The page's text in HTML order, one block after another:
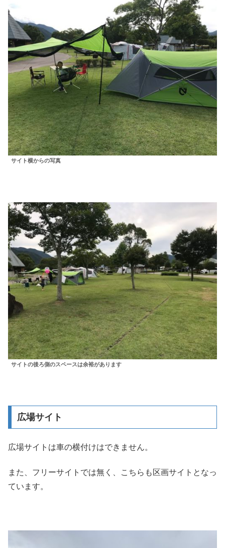
サイト横からの写真
サイトの後ろ側のスペースは余裕があります
広場サイト
広場サイトは車の横付けはできません。
また、フリーサイトでは無く、こちらも区画サイトとなっ
ています。